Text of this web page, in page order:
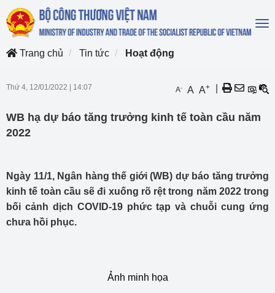
Trang chủ
Tin tức Hoạt động
Thứ 4, 12/01/2022 14:07 A- A A+
WB hạ dự báo tăng trưởng kinh tế toàn cầu năm
2022
Ngày 11/1, Ngân hàng thế giới (WB) dự báo tăng trưởng
kinh tế toàn cầu sẽ đi xuống rõ rệt trong năm 2022 trong
bối cảnh dịch COVID-19 phức tạp và chuỗi cung ứng
chưa hồi phục.
Ảnh minh họa